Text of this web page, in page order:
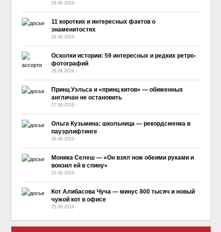
29.08.2019 -
11 коротких и интересных фактов о
знаменитостях
28.08.2019 -
Осколки истории: 59 интересных и редких ретро-
фотографий
28.08.2019 -
Принц Уэльса и «принц китов» — обиженных
англичан не остановить
27.08.2019 -
Ольга Кузьмина: школьница — рекордсменка в
пауэрлифтинге
26.08.2019 -
Моника Селеш — «Он взял нож обеими руками и
вонзил ей в спину»
25.08.2019 -
Кот Алибасова Чуча — минус 800 тысяч и новый
чужой кот в офисе
25.08.2019 -